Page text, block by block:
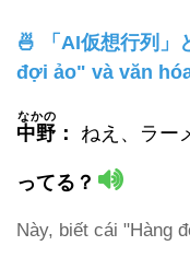
🍜 「AI仮想行列
đợi ảo" và văn
中野
なかの
： ねえ、ラー
ってる？
Này, biết cái "Hàng